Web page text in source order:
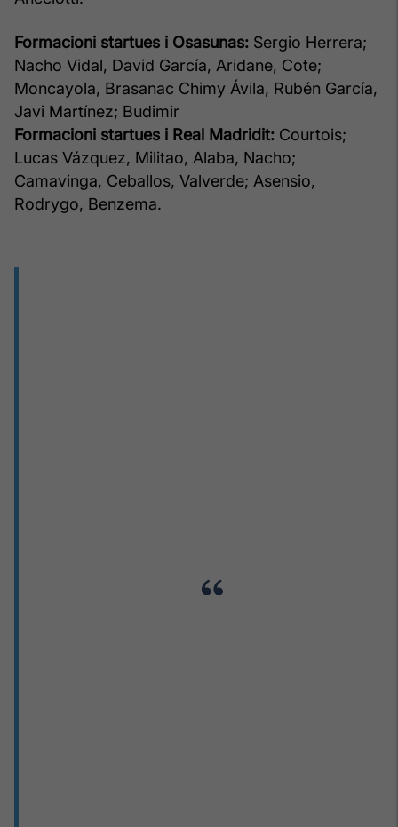
Formacioni startues i Osasunas: Sergio Herrera;
Nacho Vidal, David García, Aridane, Cote;
Moncayola, Brasanac Chimy Ávila, Rubén García,
Javi Martínez; Budimir
Formacioni startues i Real Madridit: Courtois;
Lucas Vázquez, Militao, Alaba, Nacho;
Camavinga, Ceballos, Valverde; Asensio,
Rodrygo, Benzema.